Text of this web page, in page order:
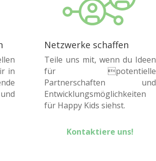
in
Netzwerke schaffen
Teile uns mit, wenn du Ideen
für potentielle
Partnerschaften und
Entwicklungsmöglichkeiten
für Happy Kids siehst.
Kontaktiere uns!